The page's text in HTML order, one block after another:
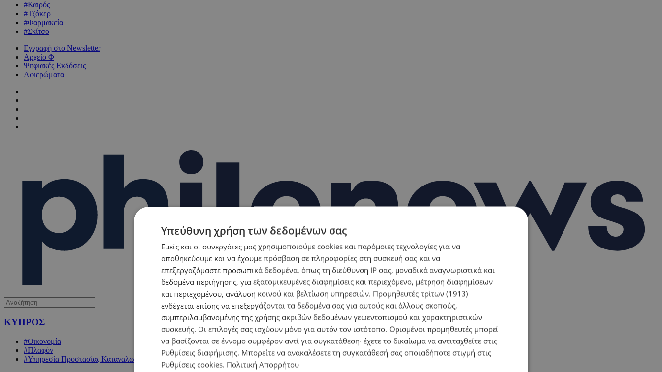
#Καιρός
#Τζόκερ
#Φαρμακεία
#Σκίτσο
Εγγραφή στο Newsletter
Αρχείο Φ
Ψηφιακές Εκδόσεις
Αφιερώματα
ΚΥΠΡΟΣ
#Οικονομία
#Πλαφόν
#Υπηρεσία Προστασίας Καταναλωτή
Υπεύθυνη χρήση των δεδομένων σας
Εμείς και οι συνεργάτες μας χρησιμοποιούμε cookies και παρόμοιες τεχνολογίες για να
αποθηκεύουμε και να έχουμε πρόσβαση σε πληροφορίες στη συσκευή σας και να
επεξεργαζόμαστε προσωπικά δεδομένα, όπως τη διεύθυνση IP σας, μοναδικά αναγνωριστικά και
δεδομένα περιήγησης, για εξατομικευμένες διαφημίσεις και περιεχόμενο, μέτρηση διαφημίσεων
και περιεχομένου, ανάλυση κοινού και βελτίωση υπηρεσιών. Προμηθευτές τρίτων (1913)
ενδέχεται επίσης να επεξεργάζονται τα δεδομένα σας για αυτούς και άλλους σκοπούς,
συμπεριλαμβανομένης της χρήσης ακριβών δεδομένων γεωεντοπισμού και χαρακτηριστικών
συσκευής. Οι επιλογές σας ισχύουν μόνο για αυτόν τον ιστότοπο. Ορισμένοι προμηθευτές μπορεί
να βασίζονται σε έννομο συμφέρον αντί για συγκατάθεση· έχετε το δικαίωμα να αντιταχθείτε στις
Ρυθμίσεις διαφήμισης. Μπορείτε να ανακαλέσετε τη συγκατάθεσή σας οποιαδήποτε στιγμή στις
Ρυθμίσεις cookies. Πολιτική Απορρήτου